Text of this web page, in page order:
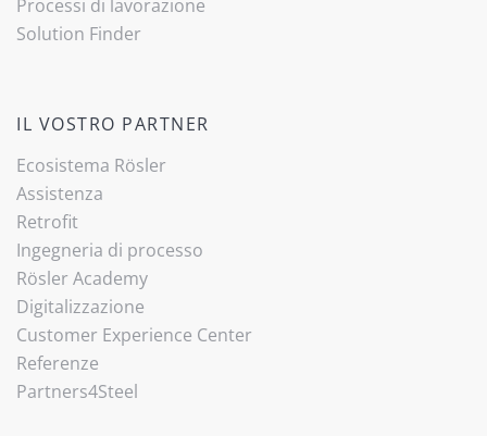
Processi di lavorazione
Solution Finder
IL VOSTRO PARTNER
Ecosistema Rösler
Assistenza
Retrofit
Ingegneria di processo
Rösler Academy
Digitalizzazione
Customer Experience Center
Referenze
Partners4Steel